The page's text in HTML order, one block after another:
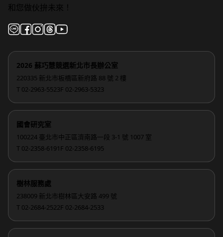
和您做伙拚未來！
2026 蘇巧慧競選新北市長辦公室
220335 新北市板橋區新府路 88 號 2 樓
T 02-2963-5523F 02-2963-5323
國會研究室
100224 臺北市中正區濟南路一段 3-1 號 1007 室
T 02-2358-6191 F 02-2358-6195
樹林服務處
238009 新北市樹林區大安路 499 號
T 02-2684-2522F 02-2684-2533